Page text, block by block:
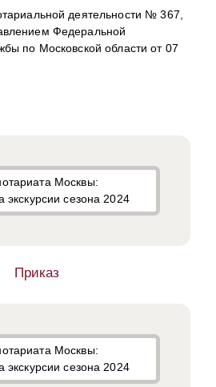
деятельности № 367,
Федеральной
по Московской области от 07
Приказ